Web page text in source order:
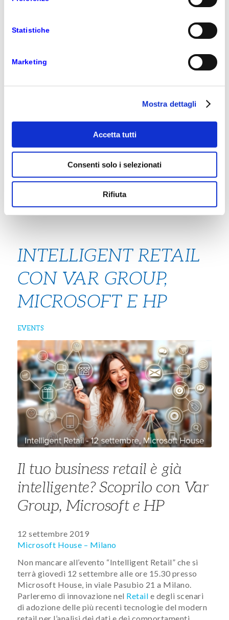
Statistiche
Marketing
Mostra dettagli
Accetta tutti
Consenti solo i selezionati
Rifiuta
subito trovato la giusta intesa. Ancor prima
di discutere le condizioni, abbiamo condiviso
la nostra vision basata su Dinamo, trovando
molto soddisfatti dell’accordo raggiunto:
identificheremo le aree per favorire
e potenziamento della nostra offerta di
aggiungono Andrea Milan, Presidente e Riccardo
14 OTTOBRE 2021
INTELLIGENT RETAIL
CON VAR GROUP,
MICROSOFT E HP
EVENTS
Il tuo business retail è già
intelligente? Scoprilo con Var
Group, Microsoft e HP
12 settembre 2019
Microsoft House – Milano
Non mancare all’evento “Intelligent Retail” che si
terrà giovedì 12 settembre alle ore 15.30 presso
Microsoft House, in viale Pasubio 21 a Milano.
Parleremo di innovazione nel Retail e degli scenari
di adozione delle più recenti tecnologie del modern